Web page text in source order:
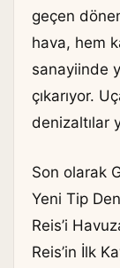
geçen
hava, hem
sanayiinde
çıkarıyor.
denizaltılar
Son olarak
Yeni Tip
Reis’i
Reis’in İlk